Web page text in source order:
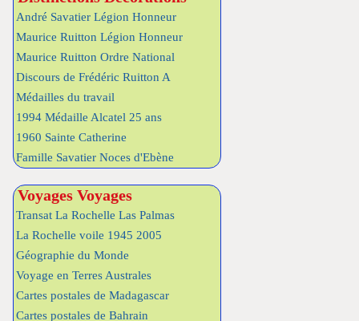
André Savatier Légion Honneur
Maurice Ruitton Légion Honneur
Maurice Ruitton Ordre National
Discours de Frédéric Ruitton A
Médailles du travail
1994 Médaille Alcatel 25 ans
1960 Sainte Catherine
Famille Savatier Noces d'Ebène
Voyages Voyages
Transat La Rochelle Las Palmas
La Rochelle voile 1945 2005
Géographie du Monde
Voyage en Terres Australes
Cartes postales de Madagascar
Cartes postales de Bahrain